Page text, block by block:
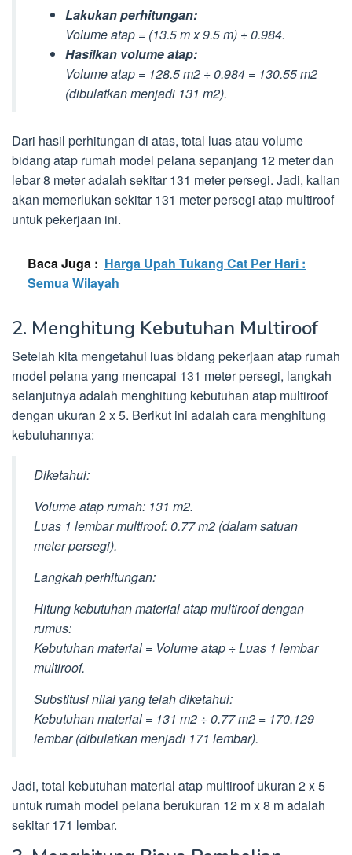
Lakukan perhitungan:
Volume atap = (13.5 m x 9.5 m) ÷ 0.984.
Hasilkan volume atap:
Volume atap = 128.5 m2 ÷ 0.984 = 130.55 m2
(dibulatkan menjadi 131 m2).
Dari hasil perhitungan di atas, total luas atau volume
bidang atap rumah model pelana sepanjang 12 meter dan
lebar 8 meter adalah sekitar 131 meter persegi. Jadi, kalian
akan memerlukan sekitar 131 meter persegi atap multiroof
untuk pekerjaan ini.
Baca Juga : Harga Upah Tukang Cat Per Hari :
Semua Wilayah
2. Menghitung Kebutuhan Multiroof
Setelah kita mengetahui luas bidang pekerjaan atap rumah
model pelana yang mencapai 131 meter persegi, langkah
selanjutnya adalah menghitung kebutuhan atap multiroof
dengan ukuran 2 x 5. Berikut ini adalah cara menghitung
kebutuhannya:
Diketahui:
Volume atap rumah: 131 m2.
Luas 1 lembar multiroof: 0.77 m2 (dalam satuan
meter persegi).
Langkah perhitungan:
Hitung kebutuhan material atap multiroof dengan
rumus:
Kebutuhan material = Volume atap ÷ Luas 1 lembar
multiroof.
Substitusi nilai yang telah diketahui:
Kebutuhan material = 131 m2 ÷ 0.77 m2 = 170.129
lembar (dibulatkan menjadi 171 lembar).
Jadi, total kebutuhan material atap multiroof ukuran 2 x 5
untuk rumah model pelana berukuran 12 m x 8 m adalah
sekitar 171 lembar.